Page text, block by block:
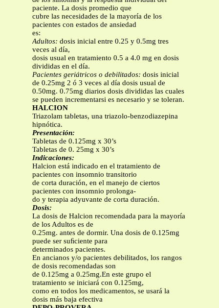
paciente. La dosis promedio que
cubre las necesidades de la mayoría de los
pacientes con estados de ansiedad
es:
Adultos: dosis inicial entre 0.25 y 0.5mg tres
veces al día,
dosis usual en tratamiento 0.5 a 4.0 mg en dosis
divididas en el día.
Pacientes geriátricos o debilitados: dosis inicial
de 0.25mg 2 ó 3 veces al día dosis usual de
0.50mg. 0.75mg diarios dosis divididas las cuales
se pueden incrementarsi es necesario y se toleran.
HALCION
Triazolam tabletas, una triazolo-benzodiazepina
hipnótica.
Presentación:
Tabletas de 0.125mg x 30’s
Tabletas de 0. 25mg x 30’s
Indicaciones:
Halcion está indicado en el tratamiento de
pacientes con insomnio transitorio
de corta duración, en el manejo de ciertos
pacientes con insomnio prolonga-
do y terapia adyuvante de corta duración.
Dosis:
La dosis de Halcion recomendada para la mayoría
de los Adultos es de
0.25mg. antes de dormir. Una dosis de 0.125mg
puede ser suﬁciente para
determinados pacientes.
En ancianos y/o pacientes debilitados, los rangos
de dosis recomendadas son
de 0.125mg a 0.25mg.En este grupo el
tratamiento se iniciará con 0.125mg,
como en todos los medicamentos, se usará la
dosis más baja efectiva